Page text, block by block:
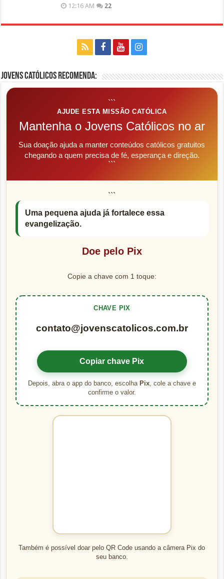
12:16 AM 22
Jovens Católicos Recomenda:
```
AJUDE ESTA MISSÃO CATÓLICA
Mantenha o Jovens Católicos no ar
Sua doação ajuda a manter conteúdos católicos gratuitos
chegando a quem precisa de fé, esperança e direção.
```
```
Uma pequena ajuda já fortalece essa
evangelização.
Doe pelo Pix
Copie a chave com 1 toque:
CHAVE PIX
contato@jovenscatolicos.com.br
Copiar chave Pix
Depois, abra o app do banco, escolha Pix, cole a chave e
confirme o valor.
Também é possível doar pelo QR Code usando a câmera Pix do
seu banco.